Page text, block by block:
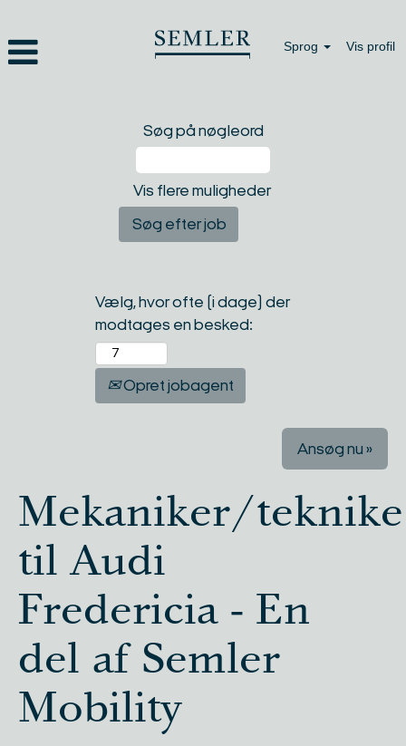
Sprog Vis profil
Søg på nøgleord
Vis flere muligheder
Vælg, hvor ofte (i dage) der
modtages en besked:
Opret jobagent
Ansøg nu »
Mekaniker/
til Audi
Fredericia - En
del af Semler
Mobility